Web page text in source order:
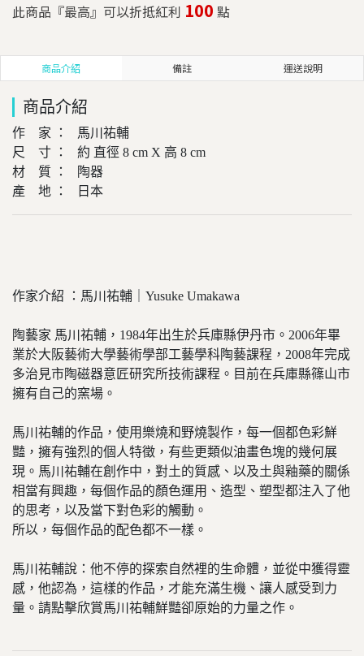
此商品『最高』可以折抵紅利 100 點
商品介紹 備註 運送說明
商品介紹
作 家 ： 馬川祐輔
尺 寸 ： 約 直徑 8 cm X 高 8 cm
材 質 ： 陶器
產 地 ： 日本
作家介紹 ：馬川祐輔｜Yusuke Umakawa
陶藝家 馬川祐輔，1984年出生於兵庫縣伊丹市。2006年畢
業於大阪藝術大學藝術學部工藝學科陶藝課程，2008年完成
多治見市陶磁器意匠研究所技術課程。目前在兵庫縣篠山市
擁有自己的窯場。
馬川祐輔的作品，使用樂燒和野燒製作，每一個都色彩鮮
豔，擁有強烈的個人特徵，有些更類似油畫色塊的幾何展
現。馬川祐輔在創作中，對土的質感、以及土與釉藥的關係
相當有興趣，每個作品的顏色運用、造型、塑型都注入了他
的思考，以及當下對色彩的觸動。
所以，每個作品的配色都不一樣。
馬川祐輔說：他不停的探索自然裡的生命體，並從中獲得靈
感，他認為，這樣的作品，才能充滿生機、讓人感受到力
量。請點擊欣賞馬川祐輔鮮豔卻原始的力量之作。